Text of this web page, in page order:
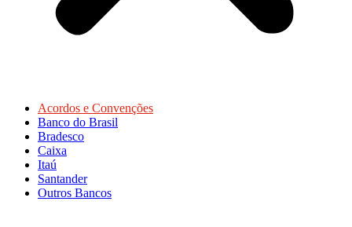
Acordos e Convenções
Banco do Brasil
Bradesco
Caixa
Itaú
Santander
Outros Bancos